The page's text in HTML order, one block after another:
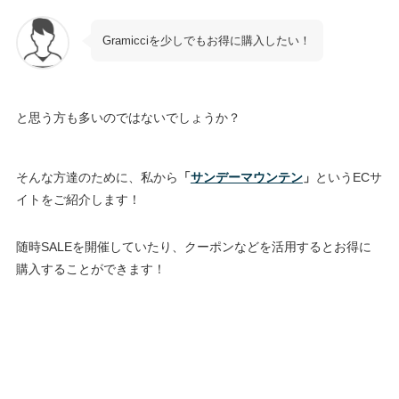
Gramicciを少しでもお得に購入したい！
と思う方も多いのではないでしょうか？
そんな方達のために、私から 「サンデーマウンテン」 というECサ
イトをご紹介します！
随時SALEを開催していたり、クーポンなどを活用するとお得に
購入することができます！